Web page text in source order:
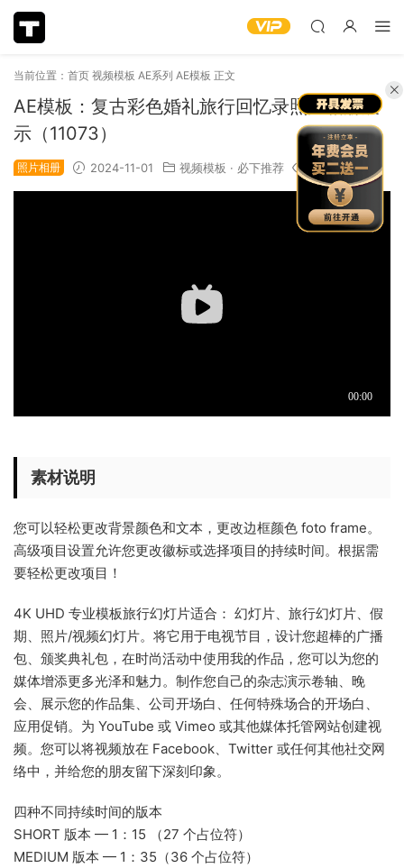
当前位置： 首页 视频模板 AE系列 AE模板 正文
AE模板：复古彩色婚礼旅行回忆录照片相册展
示（11073）
照片相册 2024-11-01 视频模板 · 必下推荐 1.05k
素材说明
您可以轻松更改背景颜色和文本，更改边框颜色 foto frame。
高级项目设置允许您更改徽标或选择项目的持续时间。根据需
要轻松更改项目！
4K UHD 专业模板旅行幻灯片适合： 幻灯片、旅行幻灯片、假
期、照片/视频幻灯片。将它用于电视节目，设计您超棒的广播
包、颁奖典礼包，在时尚活动中使用我的作品，您可以为您的
媒体增添更多光泽和魅力。制作您自己的杂志演示卷轴、晚
会、展示您的作品集、公司开场白、任何特殊场合的开场白、
应用促销。为 YouTube 或 Vimeo 或其他媒体托管网站创建视
频。您可以将视频放在 Facebook、Twitter 或任何其他社交网
络中，并给您的朋友留下深刻印象。
四种不同持续时间的版本
SHORT 版本 — 1：15 （27 个占位符）
MEDIUM 版本 — 1：35（36 个占位符）